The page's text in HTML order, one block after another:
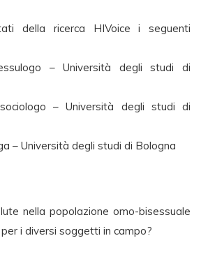
della ricerca HIVoice i seguenti
– Università degli studi di
– Università degli studi di
– Università degli studi di Bologna
nella popolazione omo-bisessuale
i diversi soggetti in campo?